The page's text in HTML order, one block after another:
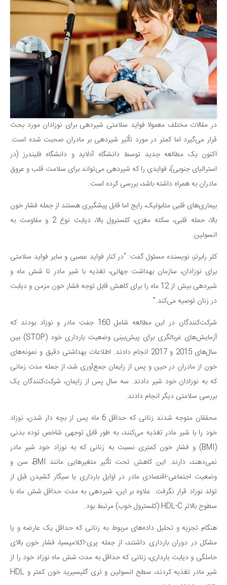
فرهنگ و هنر
سینما و تئاتر
تلویزیون
موسیقی
چهره‌ها
عکاسی و هنرهای تجسمی
کتاب و کتاب‌خوانی
تاریخ
معماری
علمی
فناوری‌ها
زمین و محیط زیست
دانستنی‌ها
طنز
مسابقه
اخبار
در مقالات مختلف معمولا فواید سلامتی شیردهی برای نوزادان مورد بحث
قرار می‌گیرد اما کمتر در مورد تأثیر شیردهی بر مادران صحبت شده است.
اکنون یک مطالعه جدید توسط دانشگاه آدلاید و دانشگاه فلیندرز (در
استرالیای جنوبی)، فوایدی را که شیردهی می‌تواند برای سلامت قلب و عروق
مادران به همراه داشته باشد، بررسی کرده است.
بیماری‌های قلبی متابولیک، رایج اما قابل پیشگیری هستند از جمله فشار خون
بالا، حمله قلبی، سکته مغزی، کلسترول بالا، دیابت نوع 2 و مقاومت به
انسولین.
کلر رابرتز، نویسنده مسئول گفت: “در کنار فواید عصبی و سایر فواید سلامتی
برای نوزادان، سازمان بهداشت جهانی، تغذیه با شیر مادر تا شش ماه و
شیردهی بیش از 12 ماه را برای کاهش قابل توجه فشار خون مزمن و دیابت
در زنان توصیه می‌کند.”
شرکت‌کنندگان در این مطالعه شامل 160 جفت مادر و نوزاد بودند که
آزمایش‌های غربالگری برای پیش‌بینی وضعیت بارداری خود (STOP) بین
سال‌های 2015 و 2017 انجام دادند. اطلاعات بهداشتی دقیق و نمونه‌های
خون از مادران در حین و پس از زایمان جمع‌آوری شد، از جمله مدت زمانی
که به نوزادان خود شیر دادند. سه سال پس از زایمان، شرکت‌کنندگان یک
بررسی سلامتی دیگر انجام دادند.
محققان متوجه شدند زنانی که حداقل 6 ماه پس از بچه دار شدن، نوزاد
خود را با شیر مادر تغذیه می‌کنند، به طور قابل توجهی شاخص توده بدنی
(BMI) و فشار خون کمتری نسبت به زنانی که به نوزاد خود شیر مادر
نمی‌دهند، دارند. این کاهش تحت تأثیر متغیرهایی مانند BMI، سن و
وضعیت اجتماعی-اقتصادی مادر در اوایل بارداری یا سیگار کشیدن قبل از
تولد نوزاد قرار نگرفت. علاوه بر این، شیردهی به مدت حداقل شش ماه با
سطوح بالاتر HDL-C (کلسترول خوب) مرتبط بود.
هنگام تجزیه و تحلیل داده‌های مربوط به زنانی که حداقل یک عارضه و یا
مشکل در دوران بارداری داشتند، از جمله پری-اکلامپسیا، فشار خون بالای
حاملگی و دیابت بارداری، زنانی که حداقل به مدت شش ماه نوزاد خود را از
شیر مادر تغذیه کردند، سطح انسولین و تری گلیسیرید خون کمتر و HDL